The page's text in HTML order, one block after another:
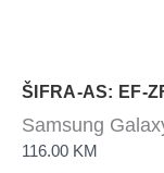
ŠIFRA-AS: EF-
Samsung
116.00 KM